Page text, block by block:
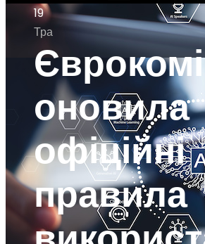
19
Тра
оновила
офіційні
правила